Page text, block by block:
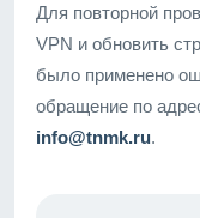
Для повторной
VPN и обновить
было применено
обращение по
info@tnmk.ru.